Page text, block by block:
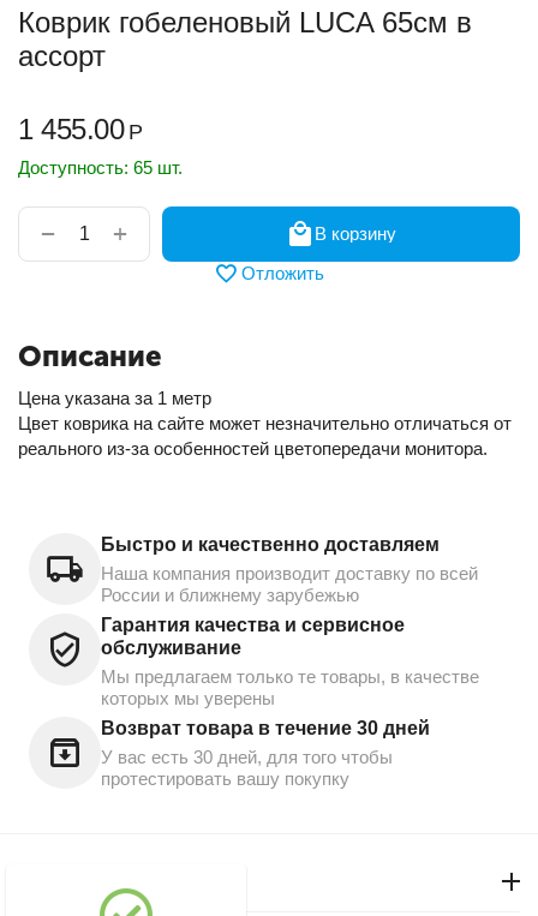
Коврик гобеленовый LUCA 65см в
ассорт
1 455.00 Р
Доступность: 65 шт.
+
−
В корзину
Отложить
Описание
Цена указана за 1 метр
Цвет коврика на сайте может незначительно отличаться от
реального из-за особенностей цветопередачи монитора.
Быстро и качественно доставляем
Наша компания производит доставку по всей
России и ближнему зарубежью
Гарантия качества и сервисное
обслуживание
Мы предлагаем только те товары, в качестве
которых мы уверены
Возврат товара в течение 30 дней
У вас есть 30 дней, для того чтобы
протестировать вашу покупку